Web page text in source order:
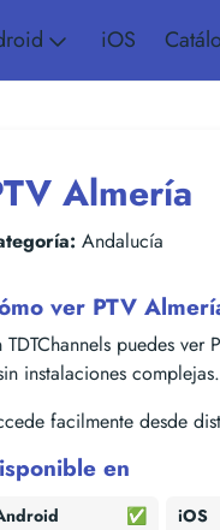
iOS
Almería
Andalucía
ver PTV
TDTChannels puedes ver
instalaciones complejas.
facilmente desde
en
✅ iOS